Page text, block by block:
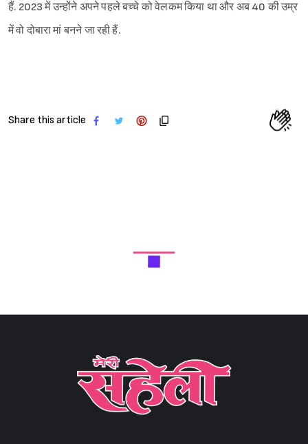
हैं. 2023 में उन्होंने अपने पहले बच्चे को वेलकम किया था और अब 40 की उम्र
में वो दोबारा मां बनने जा रही हैं.
Share this article